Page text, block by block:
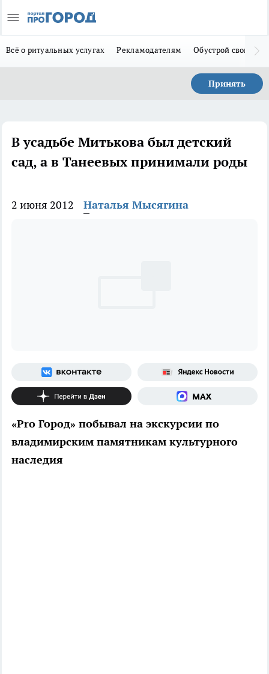
Всё о ритуальных услугах Рекламодателям Обустрой свой дом
Принять
В усадьбе Митькова был детский
сад, а в Танеевых принимали роды
2 июня 2012 Наталья Мысягина
«Pro Город» побывал на экскурсии по
владимирским памятникам культурного
наследия